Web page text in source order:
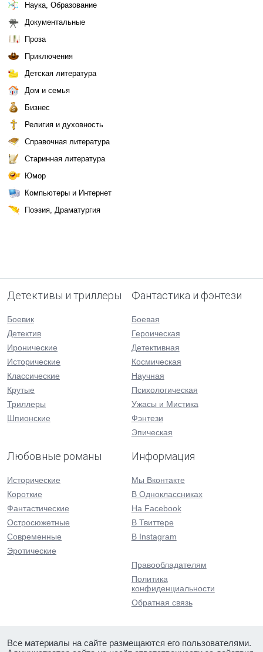
Наука, Образование
Документальные
Проза
Приключения
Детская литература
Дом и семья
Бизнес
Религия и духовность
Справочная литература
Старинная литература
Юмор
Компьютеры и Интернет
Поэзия, Драматургия
Детективы и триллеры
Боевик
Детектив
Иронические
Исторические
Классические
Крутые
Триллеры
Шпионские
Фантастика и фэнтези
Боевая
Героическая
Детективная
Космическая
Научная
Психологическая
Ужасы и Мистика
Фэнтези
Эпическая
Любовные романы
Исторические
Короткие
Фантастические
Остросюжетные
Современные
Эротические
Информация
Мы Вконтакте
В Одноклассниках
На Facebook
В Твиттере
В Instagram
Правообладателям
Политика
конфиденциальности
Обратная связь
Все материалы на сайте размещаются его пользователями.